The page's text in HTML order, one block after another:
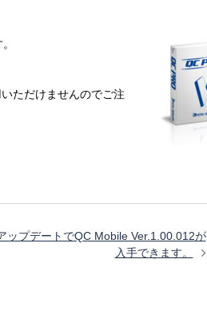
ただけませんのでご注
ップデートでQC Mobile Ver.1.00.012が
入手できます。